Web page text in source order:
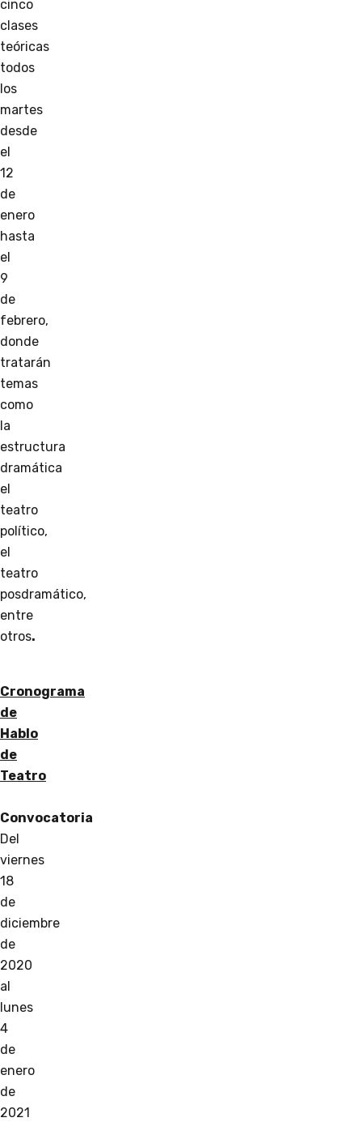
cinco
clases
teóricas
todos
los
martes
desde
el
12
de
enero
hasta
el
9
de
febrero,
donde
tratarán
temas
como
a
estructura
dramática
el
teatro
político,
el
teatro
posdramático,
entre
otros.
Cronograma
de
Hablo
de
Teatro
Convocatoria
Del
viernes
18
de
diciembre
de
2020
al
lunes
4
de
enero
de
2021